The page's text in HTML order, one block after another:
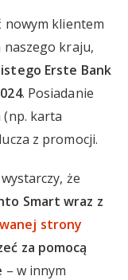
nowym klientem
naszego kraju,
Erste Bank
. Posiadanie
karta
z promocji.
że
Smart wraz z
strony
za pomocą
– w innym